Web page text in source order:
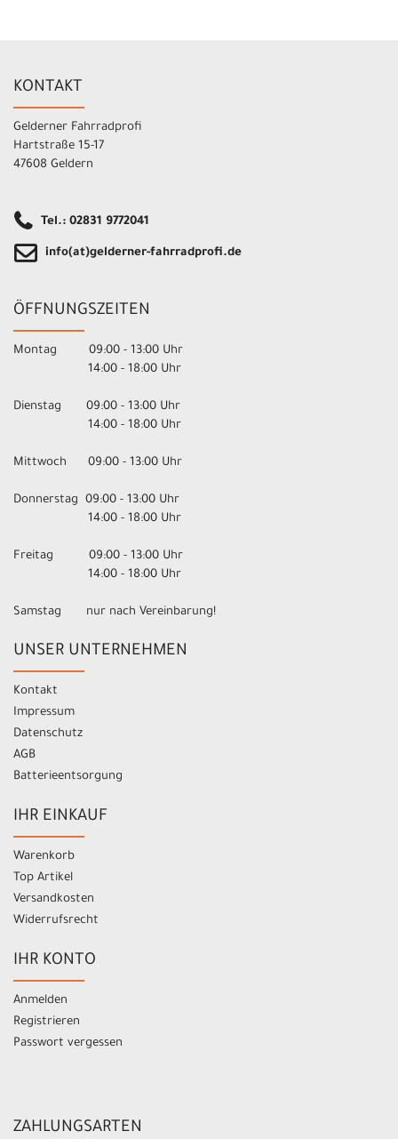
KONTAKT
Gelderner Fahrradprofi
Hartstraße 15-17
47608 Geldern
Tel.: 02831 9772041
info(at)gelderner-fahrradprofi.de
ÖFFNUNGSZEITEN
Montag 09:00 - 13:00 Uhr
14:00 - 18:00 Uhr
Dienstag 09:00 - 13:00 Uhr
14:00 - 18:00 Uhr
Mittwoch 09:00 - 13:00 Uhr
Donnerstag 09:00 - 13:00 Uhr
14:00 - 18:00 Uhr
Freitag 09:00 - 13:00 Uhr
14:00 - 18:00 Uhr
Samstag nur nach Vereinbarung!
UNSER UNTERNEHMEN
Kontakt
Impressum
Datenschutz
AGB
Batterieentsorgung
IHR EINKAUF
Warenkorb
Top Artikel
Versandkosten
Widerrufsrecht
IHR KONTO
Anmelden
Registrieren
Passwort vergessen
ZAHLUNGSARTEN